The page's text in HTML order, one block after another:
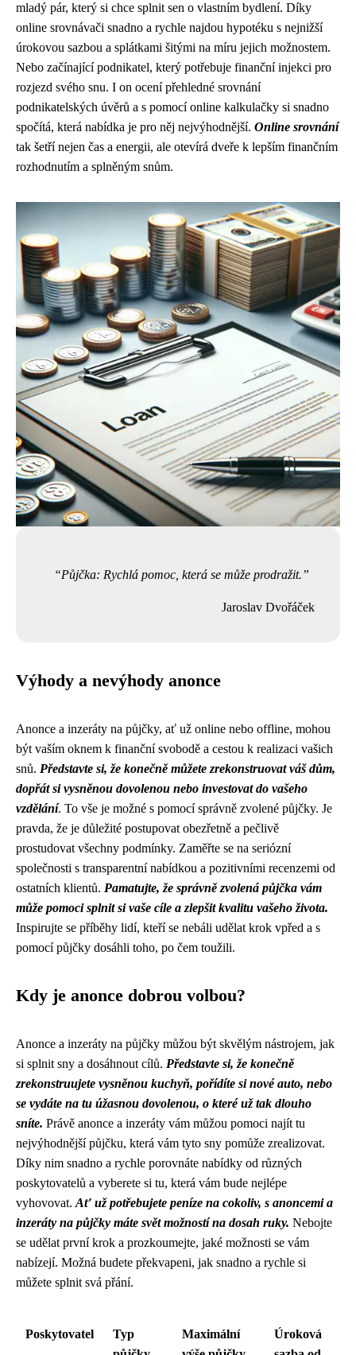
mladý pár, který si chce splnit sen o vlastním bydlení. Díky
online srovnávači snadno a rychle najdou hypotéku s nejnižší
úrokovou sazbou a splátkami šitými na míru jejich možnostem.
Nebo začínající podnikatel, který potřebuje finanční injekci pro
rozjezd svého snu. I on ocení přehledné srovnání
podnikatelských úvěrů a s pomocí online kalkulačky si snadno
spočítá, která nabídka je pro něj nejvýhodnější. Online srovnání
tak šetří nejen čas a energii, ale otevírá dveře k lepším finančním
rozhodnutím a splněným snům.
Půjčka: Rychlá pomoc, která se může prodražit.
Jaroslav Dvořáček
Výhody a nevýhody anonce
Anonce a inzeráty na půjčky, ať už online nebo offline, mohou
být vaším oknem k finanční svobodě a cestou k realizaci vašich
snů. Představte si, že konečně můžete zrekonstruovat váš dům,
dopřát si vysněnou dovolenou nebo investovat do vašeho
vzdělání. To vše je možné s pomocí správně zvolené půjčky. Je
pravda, že je důležité postupovat obezřetně a pečlivě
prostudovat všechny podmínky. Zaměřte se na seriózní
společnosti s transparentní nabídkou a pozitivními recenzemi od
ostatních klientů. Pamatujte, že správně zvolená půjčka vám
může pomoci splnit si vaše cíle a zlepšit kvalitu vašeho života.
Inspirujte se příběhy lidí, kteří se nebáli udělat krok vpřed a s
pomocí půjčky dosáhli toho, po čem toužili.
Kdy je anonce dobrou volbou?
Anonce a inzeráty na půjčky můžou být skvělým nástrojem, jak
si splnit sny a dosáhnout cílů. Představte si, že konečně
zrekonstruujete vysněnou kuchyň, pořídíte si nové auto, nebo
se vydáte na tu úžasnou dovolenou, o které už tak dlouho
sníte. Právě anonce a inzeráty vám můžou pomoci najít tu
nejvýhodnější půjčku, která vám tyto sny pomůže zrealizovat.
Díky nim snadno a rychle porovnáte nabídky od různých
poskytovatelů a vyberete si tu, která vám bude nejlépe
vyhovovat. Ať už potřebujete peníze na cokoliv, s anoncemi a
inzeráty na půjčky máte svět možností na dosah ruky. Nebojte
se udělat první krok a prozkoumejte, jaké možnosti se vám
nabízejí. Možná budete překvapeni, jak snadno a rychle si
můžete splnit svá přání.
Poskytovatel
Typ
Maximální
Úroková